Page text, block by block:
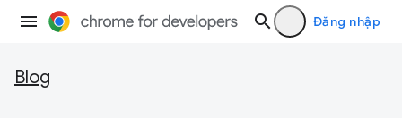
Đăng nhập
Blog